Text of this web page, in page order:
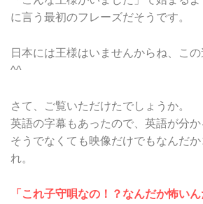
に言う最初のフレーズだそうです。
日本には王様はいませんからね、こ
^^
さて、ご覧いただけたでしょうか。
英語の字幕もあったので、英語が分か
そうでなくても映像だけでもなんだ
れ。
「これ子守唄なの！？なんだか怖いん